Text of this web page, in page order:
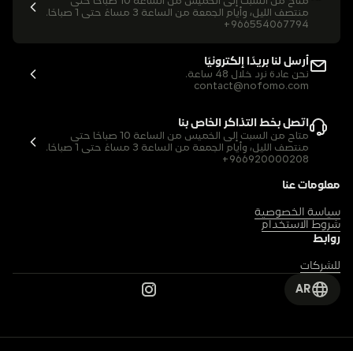
منتصف الليل، وأيام الجمعة من الساعة 3 مساءً حتى 1 صباحًا.
+966554067794
أرسل لنا بريدًا إلكترونيًا
نحن عادة نرد خلال 48 ساعة.
contact@nofomo.com
اتصل بخط التذاكر الخاص بنا
منتصف الليل، وأيام الجمعة من الساعة 3 مساءً حتى 1 صباحًا.
+966920000208
معلومات عنا
سياسة الخصوصية
شروط الاستخدام
روابط
للشركات
AR